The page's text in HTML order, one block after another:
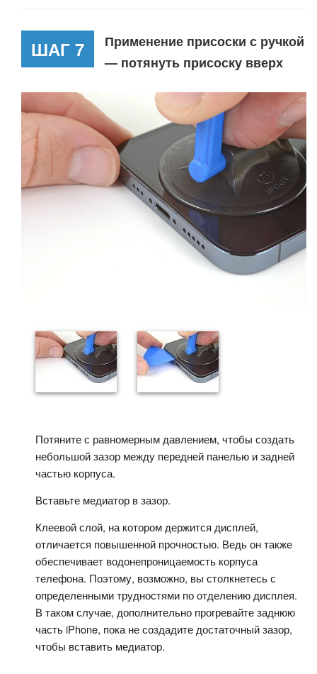
ШАГ 7
Применение присоски с ручкой
— потянуть присоску вверх
Потяните с равномерным давлением, чтобы создать
небольшой зазор между передней панелью и задней
частью корпуса.
Вставьте медиатор в зазор.
Клеевой слой, на котором держится дисплей,
отличается повышенной прочностью. Ведь он также
обеспечивает водонепроницаемость корпуса
телефона. Поэтому, возможно, вы столкнетесь с
определенными трудностями по отделению дисплея.
В таком случае, дополнительно прогревайте заднюю
часть iPhone, пока не создадите достаточный зазор,
чтобы вставить медиатор.